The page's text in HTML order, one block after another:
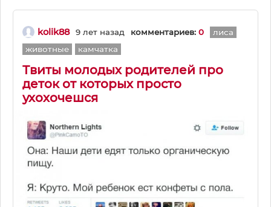
kolik88 9 лет назад комментариев: 0
лиса
животные
камчатка
Твиты молодых родителей про
деток от которых просто
ухохочешся